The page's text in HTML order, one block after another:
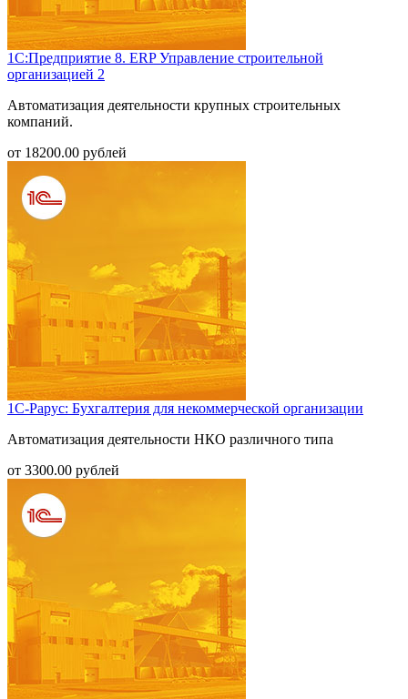
1С:Предприятие 8. ERP Управление строительной
организацией 2
Автоматизация деятельности крупных строительных
компаний.
от 18200.00 рублей
1С-Рарус: Бухгалтерия для некоммерческой организации
Автоматизация деятельности НКО различного типа
от 3300.00 рублей